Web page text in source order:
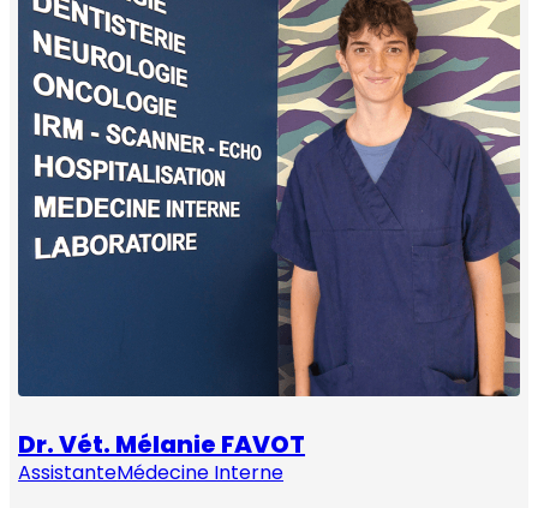
Dr. Vét. Mélanie FAVOT
AssistanteMédecine Interne